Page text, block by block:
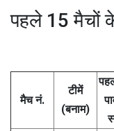
पहले 15 मैचों
मैच नं.
टीमें
(बनाम)